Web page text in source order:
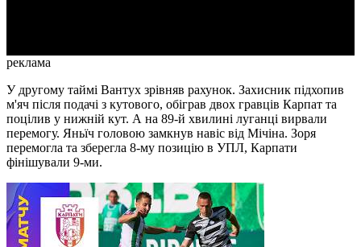
реклама
У другому таймі Вантух зрівняв рахунок. Захисник підхопив
м'яч після подачі з кутового, обіграв двох гравців Карпат та
поцілив у нижній кут. А на 89-й хвилині луганці вирвали
перемогу. Яньїч головою замкнув навіс від Мічіна. Зоря
перемогла та зберегла 8-му позицію в УПЛ, Карпати
фінішували 9-ми.